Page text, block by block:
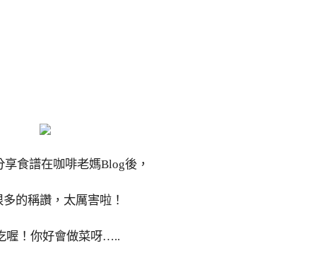
享食譜在咖啡老媽Blog後，
多的稱讚，太厲害啦！
喔！你好會做菜呀…..